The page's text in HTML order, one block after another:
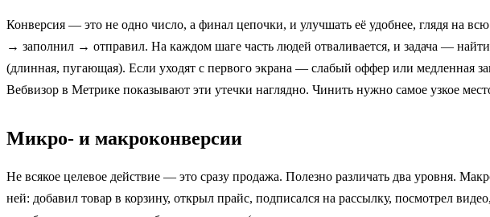
Конверсия — это не одно число, а финал цепочки, и улучшать её удобнее, глядя на
→ заполнил → отправил. На каждом шаге часть людей отваливается, и задача —
(длинная, пугающая). Если уходят с первого экрана — слабый оффер или медленная
Вебвизор в Метрике показывают эти утечки наглядно. Чинить нужно самое узкое
Микро- и макроконверсии
Не всякое целевое действие — это сразу продажа. Полезно различать два уровня.
ней: добавил товар в корзину, открыл прайс, подписался на рассылку, посмотрел